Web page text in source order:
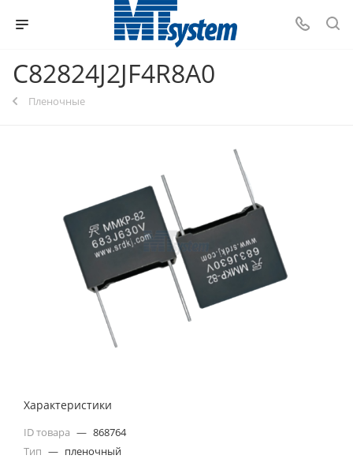
C82824J2JF4R8A0
Пленочные
Характеристики
ID товара — 868764
Тип — пленочный